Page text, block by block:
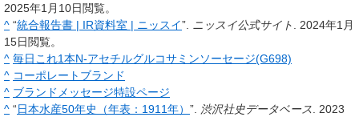
2025年1月10日閲覧。
^ “統合報告書 | IR資料室 | ニッスイ”. ニッスイ公式サイト
. 2024年1月
15日閲覧。
^ 毎日これ1本N-アセチルグルコサミンソーセージ(G698)
^ コーポレートブランド
^ ブランドメッセージ特設ページ
^ “日本水産50年史（年表：1911年） ”. 渋沢社史データベース . 2023